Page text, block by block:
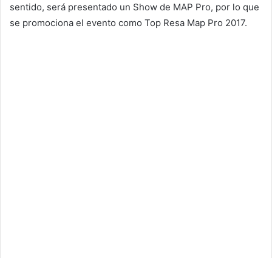
sentido, será presentado un Show de MAP Pro, por lo que
se promociona el evento como Top Resa Map Pro 2017.